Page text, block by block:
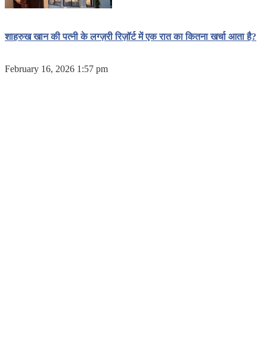
शाहरुख खान की पत्नी के लग्ज़री रिज़ॉर्ट में एक रात का कितना खर्चा आता है?
February 16, 2026 1:57 pm